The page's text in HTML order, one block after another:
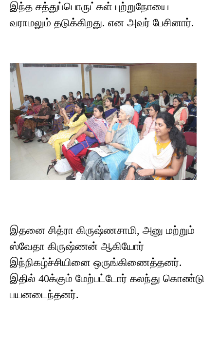
இந்த சத்துப்பொருட்கள் புற்றுநோயை
வராமலும் தடுக்கிறது. என அவர் பேசினார்.
இதனை சித்ரா கிருஷ்ணசாமி, அனு மற்றும்
ஸ்வேதா கிருஷ்ணன் ஆகியோர்
இந்நிகழ்ச்சியினை ஒருங்கிணைத்தனர்.
இதில் 40க்கும் மேற்பட்டோர் கலந்து கொண்டு
பயனடைந்தனர்.